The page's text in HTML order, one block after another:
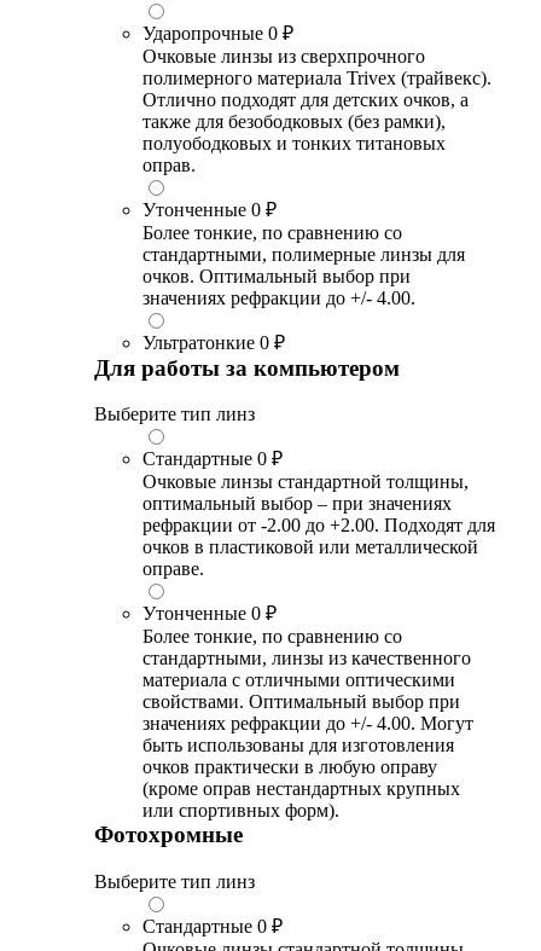
Ударопрочные 0 ₽
Очковые линзы из сверхпрочного
полимерного материала Trivex (трайвекс).
Отлично подходят для детских очков, а
также для безободковых (без рамки),
полуободковых и тонких титановых
оправ.
Утонченные 0 ₽
Более тонкие, по сравнению со
стандартными, полимерные линзы для
очков. Оптимальный выбор при
значениях рефракции до +/- 4.00.
Ультратонкие 0 ₽
Для работы за компьютером
Выберите тип линз
Стандартные 0 ₽
Очковые линзы стандартной толщины,
оптимальный выбор – при значениях
рефракции от -2.00 до +2.00. Подходят для
очков в пластиковой или металлической
оправе.
Утонченные 0 ₽
Более тонкие, по сравнению со
стандартными, линзы из качественного
материала с отличными оптическими
свойствами. Оптимальный выбор при
значениях рефракции до +/- 4.00. Могут
быть использованы для изготовления
очков практически в любую оправу
(кроме оправ нестандартных крупных
или спортивных форм).
Фотохромные
Выберите тип линз
Стандартные 0 ₽